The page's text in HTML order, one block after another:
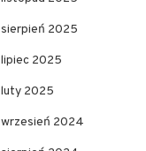
sierpień 2025
lipiec 2025
luty 2025
wrzesień 2024